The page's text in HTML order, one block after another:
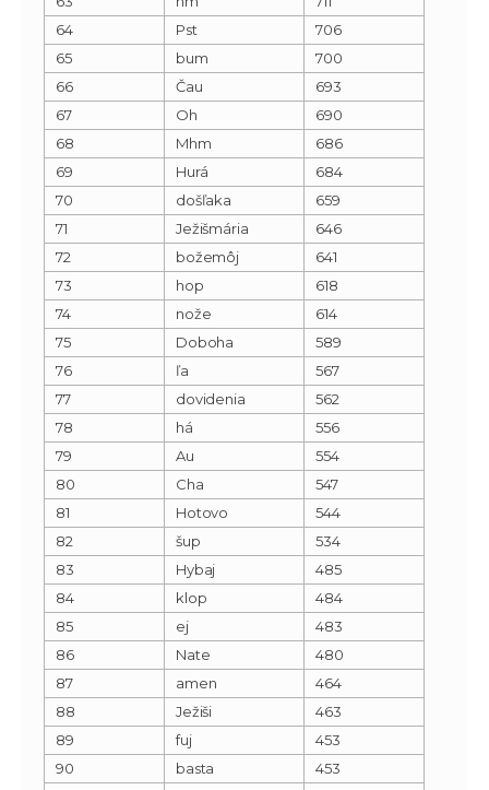
64
Pst
706
65
bum
700
66
Čau
693
67
Oh
690
68
Mhm
686
69
Hurá
684
70
došľaka
659
71
Ježišmária
646
72
božemôj
641
73
hop
618
74
nože
614
75
Doboha
589
76
ľa
567
77
dovidenia
562
78
há
556
79
Au
554
80
Cha
547
81
Hotovo
544
82
šup
534
83
Hybaj
485
84
klop
484
85
ej
483
86
Nate
480
87
amen
464
88
Ježiši
463
89
fuj
453
90
basta
453